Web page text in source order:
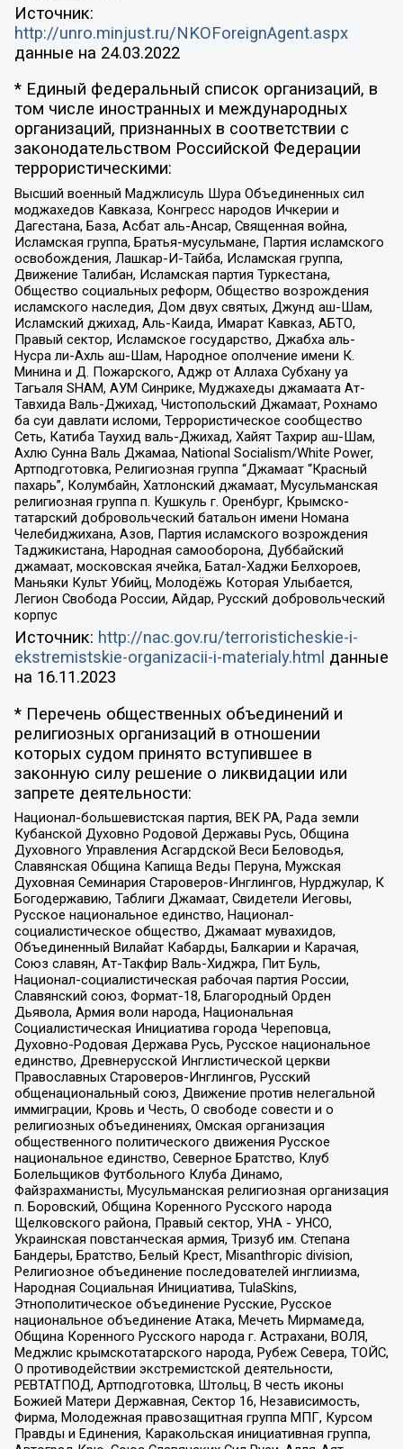
Источник:
http://unro.minjust.ru/NKOForeignAgent.aspx
данные на 24.03.2022
* Единый федеральный список организаций, в
том числе иностранных и международных
организаций, признанных в соответствии с
законодательством Российской Федерации
террористическими:
Высший военный Маджлисуль Шура Объединенных сил
моджахедов Кавказа, Конгресс народов Ичкерии и
Дагестана, База, Асбат аль-Ансар, Священная война,
Исламская группа, Братья-мусульмане, Партия исламского
освобождения, Лашкар-И-Тайба, Исламская группа,
Движение Талибан, Исламская партия Туркестана,
Общество социальных реформ, Общество возрождения
исламского наследия, Дом двух святых, Джунд аш-Шам,
Исламский джихад, Аль-Каида, Имарат Кавказ, АБТО,
Правый сектор, Исламское государство, Джабха аль-
Нусра ли-Ахль аш-Шам, Народное ополчение имени К.
Минина и Д. Пожарского, Аджр от Аллаха Субхану уа
Тагьаля SHAM, АУМ Синрике, Муджахеды джамаата Ат-
Тавхида Валь-Джихад, Чистопольский Джамаат, Рохнамо
ба суи давлати исломи, Террористическое сообщество
Сеть, Катиба Таухид валь-Джихад, Хайят Тахрир аш-Шам,
Ахлю Сунна Валь Джамаа, National Socialism/White Power,
Артподготовка, Религиозная группа “Джамаат “Красный
пахарь”, Колумбайн, Хатлонский джамаат, Мусульманская
религиозная группа п. Кушкуль г. Оренбург, Крымско-
татарский добровольческий батальон имени Номана
Челебиджихана, Азов, Партия исламского возрождения
Таджикистана, Народная самооборона, Дуббайский
джамаат, московская ячейка, Батал-Хаджи Белхороев,
Маньяки Культ Убийц, Молодёжь Которая Улыбается,
Легион Свобода России, Айдар, Русский добровольческий
корпус
Источник: http://nac.gov.ru/terroristicheskie-i-
ekstremistskie-organizacii-i-materialy.html данные
на 16.11.2023
* Перечень общественных объединений и
религиозных организаций в отношении
которых судом принято вступившее в
законную силу решение о ликвидации или
запрете деятельности:
Национал-большевистская партия, ВЕК РА, Рада земли
Кубанской Духовно Родовой Державы Русь, Община
Духовного Управления Асгардской Веси Беловодья,
Славянская Община Капища Веды Перуна, Мужская
Духовная Семинария Староверов-Инглингов, Нурджулар, К
Богодержавию, Таблиги Джамаат, Свидетели Иеговы,
Русское национальное единство, Национал-
социалистическое общество, Джамаат мувахидов,
Объединенный Вилайат Кабарды, Балкарии и Карачая,
Союз славян, Ат-Такфир Валь-Хиджра, Пит Буль,
Национал-социалистическая рабочая партия России,
Славянский союз, Формат-18, Благородный Орден
Дьявола, Армия воли народа, Национальная
Социалистическая Инициатива города Череповца,
Духовно-Родовая Держава Русь, Русское национальное
единство, Древнерусской Инглистической церкви
Православных Староверов-Инглингов, Русский
общенациональный союз, Движение против нелегальной
иммиграции, Кровь и Честь, О свободе совести и о
религиозных объединениях, Омская организация
общественного политического движения Русское
национальное единство, Северное Братство, Клуб
Болельщиков Футбольного Клуба Динамо,
Файзрахманисты, Мусульманская религиозная организация
п. Боровский, Община Коренного Русского народа
Щелковского района, Правый сектор, УНА - УНСО,
Украинская повстанческая армия, Тризуб им. Степана
Бандеры, Братство, Белый Крест, Misanthropic division,
Религиозное объединение последователей инглиизма,
Народная Социальная Инициатива, TulaSkins,
Этнополитическое объединение Русские, Русское
национальное объединение Атака, Мечеть Мирмамеда,
Община Коренного Русского народа г. Астрахани, ВОЛЯ,
Меджлис крымскотатарского народа, Рубеж Севера, ТОЙС,
О противодействии экстремистской деятельности,
РЕВТАТПОД, Артподготовка, Штольц, В честь иконы
Божией Матери Державная, Сектор 16, Независимость,
Фирма, Молодежная правозащитная группа МПГ, Курсом
Правды и Единения, Каракольская инициативная группа,